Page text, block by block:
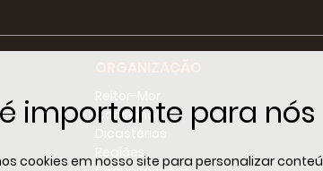
importante para nós
cookies em nosso site para personalizar
Conselho
Regiões